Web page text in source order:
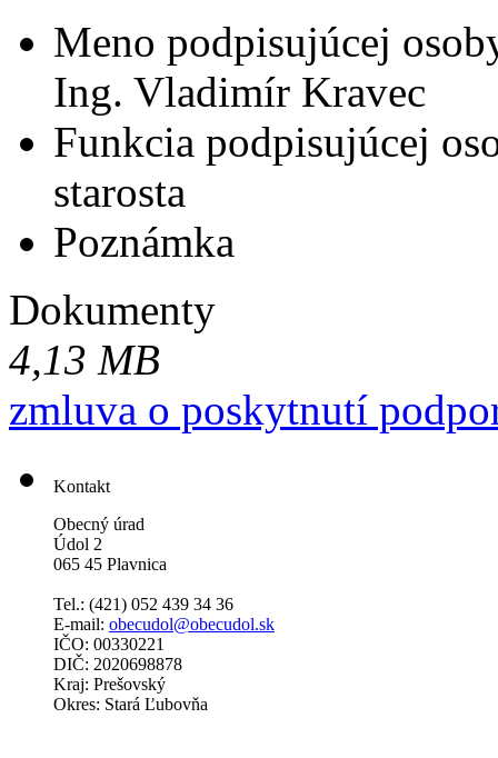
Meno podpisujúcej
Ing. Vladimír Kravec
Funkcia podpisujúcej
starosta
Poznámka
Dokumenty
4,13 MB
zmluva o poskytnutí
Kontakt
Obecný úrad
Údol 2
065 45 Plavnica
Tel.: (421) 052 439 34 36
E-mail: obecudol@obecudol.sk
IČO: 00330221
DIČ: 2020698878
Kraj: Prešovský
Okres: Stará Ľubovňa